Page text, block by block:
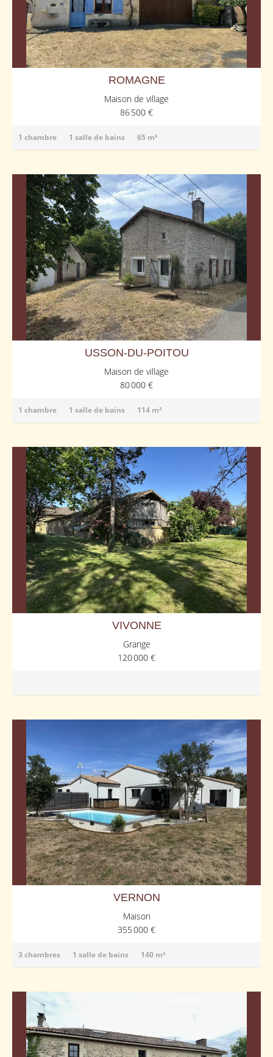
ROMAGNE
Maison de village
86 500 €
1 chambre 1 salle de bains 65 m²
USSON-DU-POITOU
Maison de village
80 000 €
1 chambre 1 salle de bains 114 m²
VIVONNE
Grange
120 000 €
VERNON
Maison
355 000 €
3 chambres 1 salle de bains 140 m²